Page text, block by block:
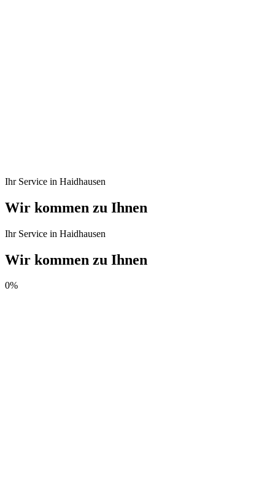
Ihr Service in Haidhausen
Wir kommen zu Ihnen
Ihr Service in Haidhausen
Wir kommen zu Ihnen
0%